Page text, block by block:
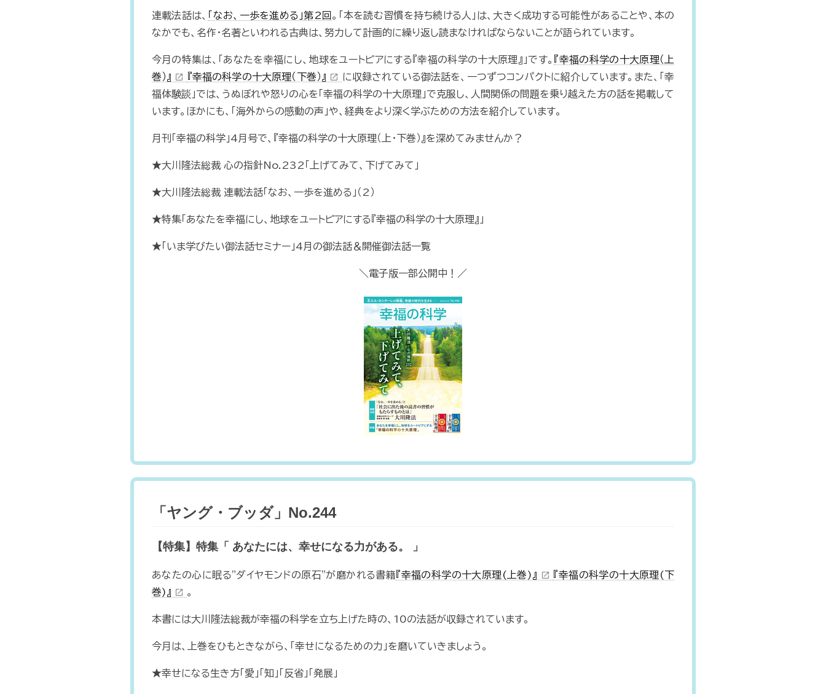
連載法話は、 「なお、一歩を進める」第2回 。「本を読む習慣を持ち続ける人」は、大きく成功する可能性があることや、本の
なかでも、名作・名著といわれる古典は、努力して計画的に繰り返し読まなければならないことが語られています。
今月の特集は、「あなたを幸福にし、地球をユートピアにする『幸福の科学の十大原理』」です。 『幸福の科学の十大原理（上
巻）』 open_in_new 『幸福の科学の十大原理（下巻）』 open_in_new に収録されている御法話を、一つずつコンパクトに紹介しています。また、「幸
福体験談」では、うぬぼれや怒りの心を「幸福の科学の十大原理」で克服し、人間関係の問題を乗り越えた方の話を掲載して
います。ほかにも、「海外からの感動の声」や、経典をより深く学ぶための方法を紹介しています。
月刊「幸福の科学」4月号で、『幸福の科学の十大原理（上・下巻）』を深めてみませんか？
★大川隆法総裁 心の指針No.232「上げてみて、下げてみて」
★大川隆法総裁 連載法話「なお、一歩を進める」（2）
★特集「あなたを幸福にし、地球をユートピアにする『幸福の科学の十大原理』」
★「いま学びたい御法話セミナー」4月の御法話＆開催御法話一覧
＼電子版一部公開中！／
「ヤング・ブッダ」No.244
【特集】特集「 あなたには、幸せになる力がある。 」
あなたの心に眠る"ダイヤモンドの原石"が磨かれる書籍『幸福の科学の十大原理(上巻)』 open_in_new 『幸福の科学の十大原理(下
巻)』 open_in_new 。
本書には大川隆法総裁が幸福の科学を立ち上げた時の、10の法話が収録されています。
今月は、上巻をひもときながら、「幸せになるための力」を磨いていきましょう。
★幸せになる生き方「愛」「知」「反省」「発展」